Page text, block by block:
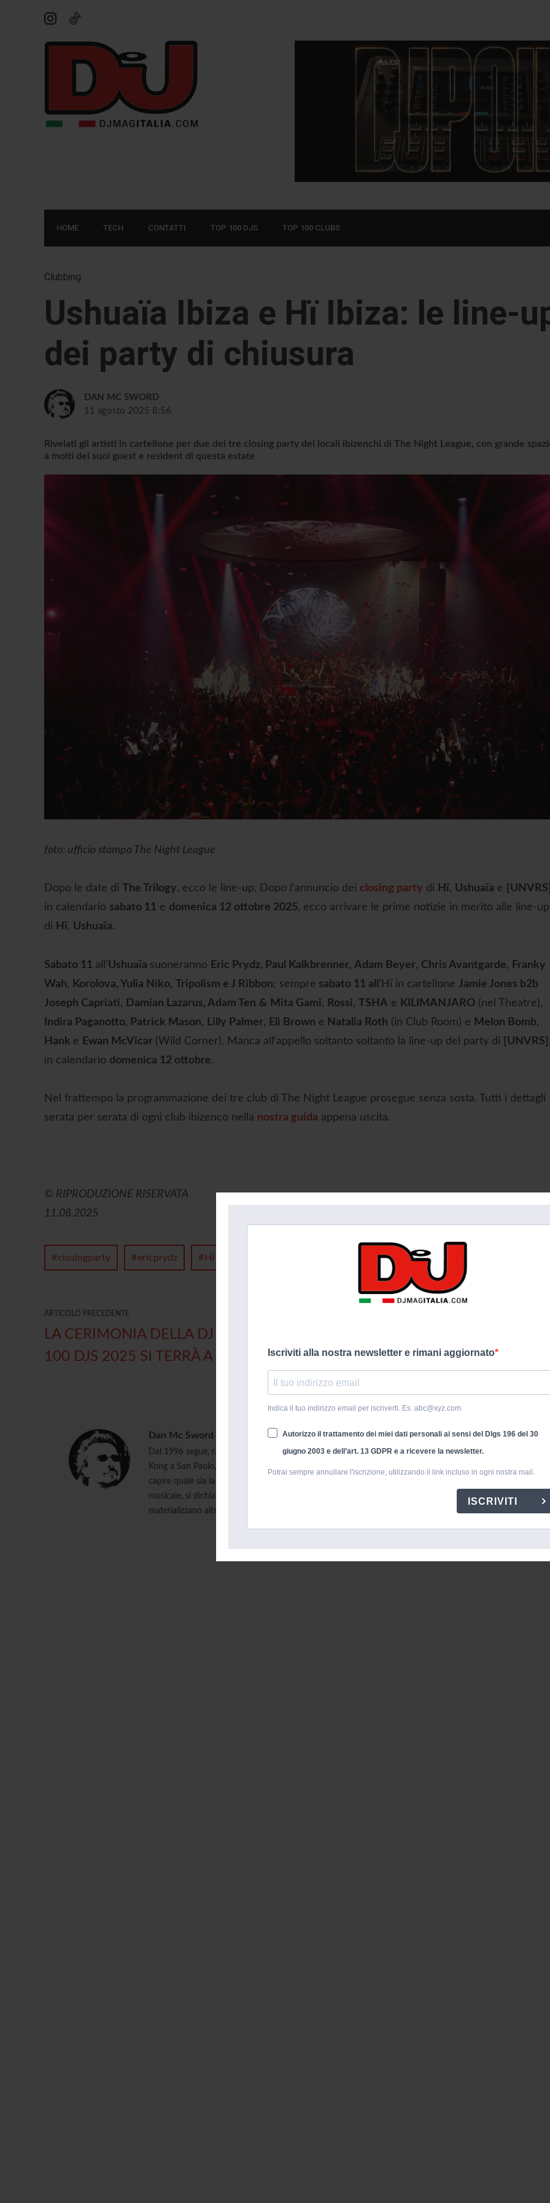
Iscriviti alla nostra newsletter e rimani aggiornato
Indica il tuo indirizzo email per iscriverti. Es. abc@xyz.com
Autorizzo il trattamento dei miei dati personali ai sensi del Dlgs 196 del 30
giugno 2003 e dell’art. 13 GDPR e a ricevere la newsletter.
Potrai sempre annullare l'iscrizione, utilizzando il link incluso in ogni nostra mail.
ISCRIVITI
HOME TECH CONTATTI TOP 100 DJS TOP 100 CLUBS
Clubbing
Ushuaïa Ibiza e Hï Ibiza: le line-
dei party di chiusura
DAN MC SWORD
11 agosto 2025 8:56
Rivelati gli artisti in cartellone per due dei tre closing party dei locali ibizenchi di The Night League, con grande
a molti dei suoi guest e resident di questa estate
foto: ufficio stampa The Night League
Dopo le date di The Trilogy, ecco le line-up. Dopo l’annuncio dei closing party di Hï, Ushuaïa e
in calendario sabato 11 e domenica 12 ottobre 2025, ecco arrivare le prime notizie in merito alle line-up
di Hï, Ushuaïa.
Sabato 11 all’Ushuaïa suoneranno Eric Prydz, Paul Kalkbrenner, Adam Beyer, Chris Avantgarde, Franky
Wah, Korolova, Yulia Niko, Tripolism e J Ribbon; sempre sabato 11 all’ Hï in cartellone Jamie Jones b2b
Joseph Capriati, Damian Lazarus, Adam Ten & Mita Gami, Rossi, TSHA e KILIMANJARO (nel Theatre),
Indira Paganotto, Patrick Mason, Lilly Palmer, Eli Brown e Natalia Roth (in Club Room) e Melon Bomb,
Hank e Ewan McVicar (Wild Corner). Manca all’appello soltanto soltanto la line-up del party di [UNVRS]
in calendario domenica 12 ottobre.
Nel frattempo la programmazione dei tre club di The Night League prosegue senza sosta. Tutti i dettagli
serata per serata di ogni club ibizenco nella nostra guida appena uscita.
© RIPRODUZIONE RISERVATA
11.08.2025
closingparty ericprydz HÏ thetrilogy
ARTICOLO PRECEDENTE
LA CERIMONIA DELLA DJ MAG TOP
100 DJS 2025 SI TERRÀ A IBIZA
CON ALAIA & GALLO
Dan Mc Sword
Dal 1996 segue, racconta e divulga eventi dance e djset in ogni angolo del globo terracqueo: da Hong
Kong a San Paolo, da Miami ad Ibiza, per lui non esistono consolle che abbiano segreti. Sempre teso a
capire quale sia la magia che rende i deejays ed il clubbing la nuova frontiera del divertimento
musicale, si dichiara in missione costante in nome e per conto della dance; dà forfeit soltanto se si
materializzano altri notti magiche, quelle della Juventus.